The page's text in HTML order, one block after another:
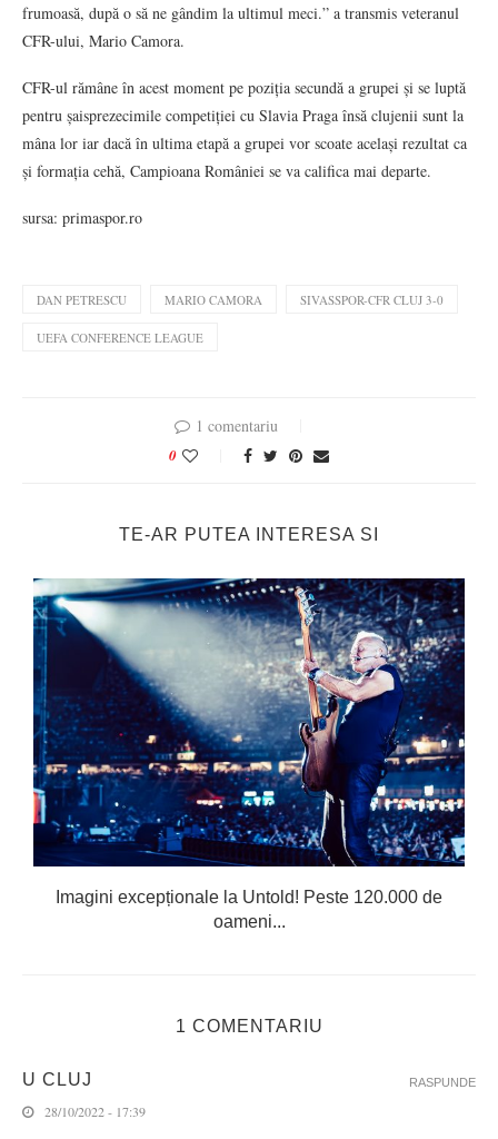
frumoasă, după o să ne gândim la ultimul meci.” a transmis veteranul
CFR-ului, Mario Camora.
CFR-ul rămâne în acest moment pe poziția secundă a grupei și se luptă
pentru șaisprezecimile competiției cu Slavia Praga însă clujenii sunt la
mâna lor iar dacă în ultima etapă a grupei vor scoate același rezultat ca
și formația cehă, Campioana României se va califica mai departe.
sursa: primaspor.ro
DAN PETRESCU MARIO CAMORA SIVASSPOR-CFR CLUJ 3-0
UEFA CONFERENCE LEAGUE
1 comentariu
0
TE-AR PUTEA INTERESA SI
Imagini excepționale la Untold! Peste 120.000 de
oameni...
1 COMENTARIU
U CLUJ
28/10/2022 - 17:39
RASPUNDE